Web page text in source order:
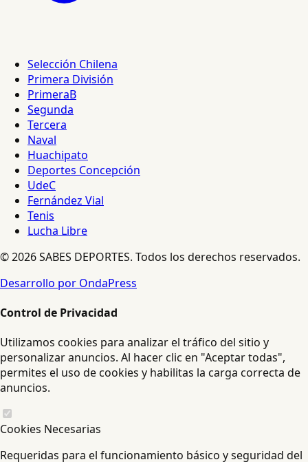
Selección Chilena
Primera División
PrimeraB
Segunda
Tercera
Naval
Huachipato
Deportes Concepción
UdeC
Fernández Vial
Tenis
Lucha Libre
© 2026 SABES DEPORTES. Todos los derechos reservados.
Desarrollo por OndaPress
Control de Privacidad
Utilizamos cookies para analizar el tráfico del sitio y
personalizar anuncios. Al hacer clic en "Aceptar todas",
permites el uso de cookies y habilitas la carga correcta de
anuncios.
Cookies Necesarias
Requeridas para el funcionamiento básico y seguridad del